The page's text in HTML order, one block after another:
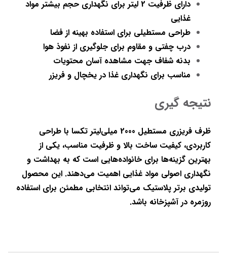
غذایی
طراحی مستطیلی برای استفاده بهینه از فضا
درب چفتی و مقاوم برای جلوگیری از نفوذ هوا
بدنه شفاف جهت مشاهده آسان محتویات
مناسب برای نگهداری غذا در یخچال و فریزر
نتیجه گیری
روزمره در آشپزخانه باشد.